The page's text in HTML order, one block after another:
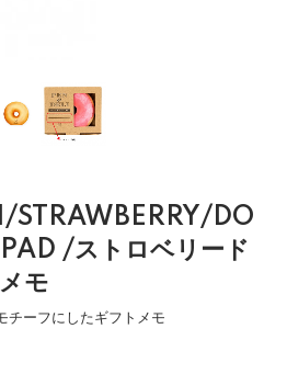
STRAWBERRY/DO
/ストロベリード
モ
チーフにしたギフトメモ